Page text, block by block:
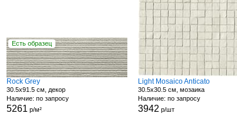
Есть образец
Rock Grey
30.5x91.5 см, декор
Наличие: по запросу
5261 р/м²
Light Mosaico Anticato
30.5x30.5 см, мозаика
Наличие: по запросу
3942 р/шт